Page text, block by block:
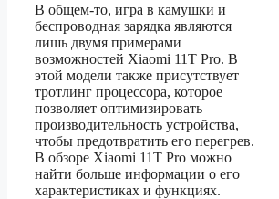
В общем-то, игра в камушки и
беспроводная зарядка являются
лишь двумя примерами
возможностей Xiaomi 11T Pro. В
этой модели также присутствует
тротлинг процессора, которое
позволяет оптимизировать
производительность устройства,
чтобы предотвратить его перегрев.
В обзоре Xiaomi 11T Pro можно
найти больше информации о его
характеристиках и функциях.